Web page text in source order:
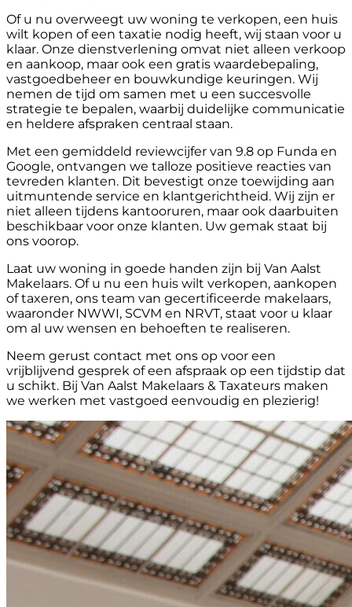
Of u nu overweegt uw woning te verkopen, een huis
wilt kopen of een taxatie nodig heeft, wij staan voor u
klaar. Onze dienstverlening omvat niet alleen verkoop
en aankoop, maar ook een gratis waardebepaling,
vastgoedbeheer en bouwkundige keuringen. Wij
nemen de tijd om samen met u een succesvolle
strategie te bepalen, waarbij duidelijke communicatie
en heldere afspraken centraal staan.
Met een gemiddeld reviewcijfer van 9.8 op Funda en
Google, ontvangen we talloze positieve reacties van
tevreden klanten. Dit bevestigt onze toewijding aan
uitmuntende service en klantgerichtheid. Wij zijn er
niet alleen tijdens kantooruren, maar ook daarbuiten
beschikbaar voor onze klanten. Uw gemak staat bij
ons voorop.
Laat uw woning in goede handen zijn bij Van Aalst
Makelaars. Of u nu een huis wilt verkopen, aankopen
of taxeren, ons team van gecertificeerde makelaars,
waaronder NWWI, SCVM en NRVT, staat voor u klaar
om al uw wensen en behoeften te realiseren.
Neem gerust contact met ons op voor een
vrijblijvend gesprek of een afspraak op een tijdstip dat
u schikt. Bij Van Aalst Makelaars & Taxateurs maken
we werken met vastgoed eenvoudig en plezierig!